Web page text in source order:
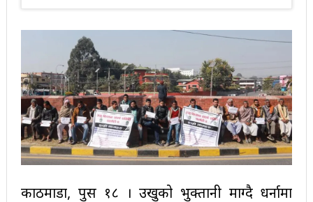
काठमाडौँ, पुस १८ । उखुको भुक्तानी माग्दै धर्नामा